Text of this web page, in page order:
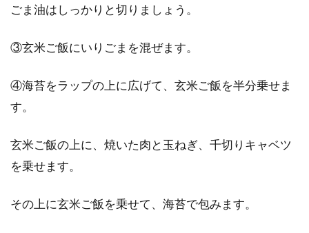
ごま油はしっかりと切りましょう。
③玄米ご飯にいりごまを混ぜます。
④海苔をラップの上に広げて、玄米ご飯を半分乗せま
す。
玄米ご飯の上に、焼いた肉と玉ねぎ、千切りキャベツ
を乗せます。
その上に玄米ご飯を乗せて、海苔で包みます。